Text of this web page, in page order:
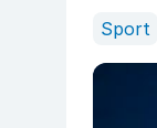
Sport